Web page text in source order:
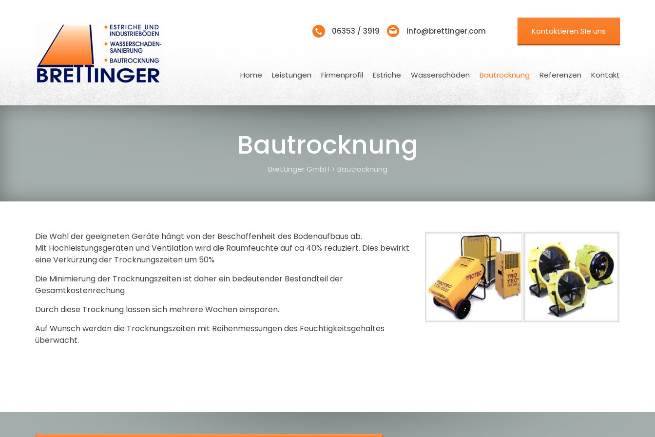
06353 / 3919 info@brettinger.com Kontaktieren SIe uns
Home Leistungen Firmenprofil Estriche Wasserschäden Bautrocknung Referenzen Kontakt
Bautrocknung
Brettinger GmbH > Bautrocknung
Die Wahl der geeigneten Geräte hängt von der Beschaffenheit des Bodenaufbaus ab.
Mit Hochleistungsgeräten und Ventilation wird die Raumfeuchte auf ca 40% reduziert. Dies bewirkt
eine Verkürzung der Trocknungszeiten um 50%
Die Minimierung der Trocknungszeiten ist daher ein bedeutender Bestandteil der
Gesamtkostenrechung
Durch diese Trocknung lassen sich mehrere Wochen einsparen.
Auf Wunsch werden die Trocknungszeiten mit Reihenmessungen des Feuchtigkeitsgehaltes
überwacht.
Datenschutz